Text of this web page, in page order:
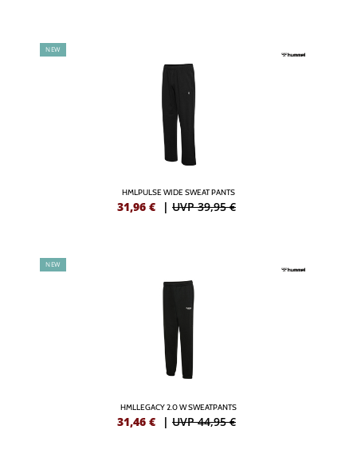
NEW
HMLPULSE WIDE SWEAT PANTS
31,96 € | UVP 39,95 €
NEW
HMLLEGACY 2.0 W SWEATPANTS
31,46 € | UVP 44,95 €